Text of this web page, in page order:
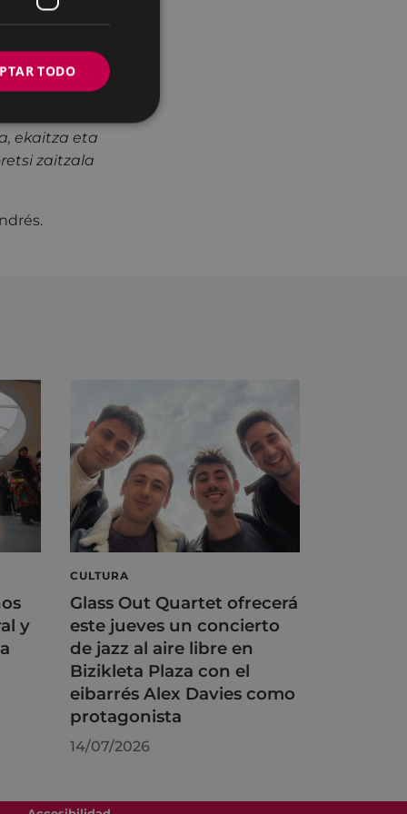
forma –no así
los
granos y
Aita, zuk
ekaitza eta
zaitzala
y
CULTURA
Glass Out Quartet ofrecerá
este jueves un concierto
de jazz al aire libre en
Bizikleta Plaza con el
eibarrés Alex Davies como
protagonista
14/07/2026
TODO